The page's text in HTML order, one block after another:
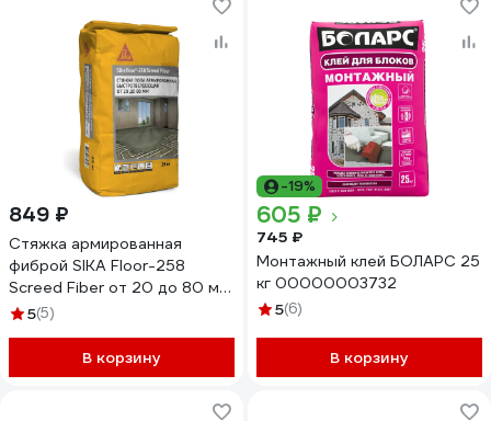
849 ₽
Стяжка армированная
фиброй SIKA Floor-258
Screed Fiber от 20 до 80 мм,
прочность 25 Мпа 535524
5(5)
В корзину
-19%
605 ₽
745 ₽
Монтажный клей БОЛАРС 25
кг 00000003732
5(6)
В корзину